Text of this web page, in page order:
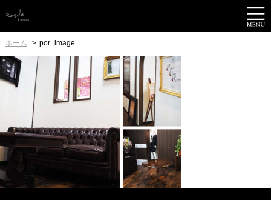
ホーム por_image